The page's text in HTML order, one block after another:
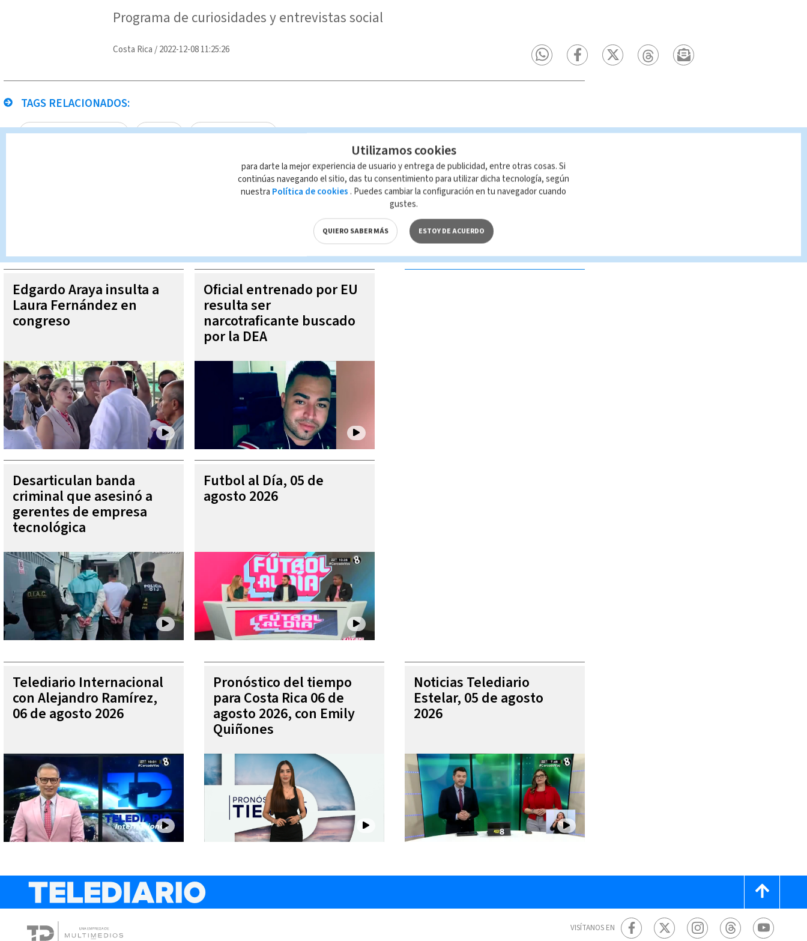
Programa de curiosidades y entrevistas social
Costa Rica /2022-12-08 11:25:26
TAGS RELACIONADOS:
Multimedios Costa Rica Canal8 Mi Casa es Su Casa
Queda prohibida la reproducción total o parcial del contenido de esta página, mismo que es propiedad de TELEDIARIO; su reproducción no
MÁS VIDEOS
Edgardo Araya insulta a
Laura Fernández en
congreso
Oficial entrenado por EU
resulta ser
narcotraficante buscado
por la DEA
Desarticulan banda
criminal que asesinó a
gerentes de empresa
tecnológica
Futbol al Día, 05 de
agosto 2026
Telediario Internacional
con Alejandro Ramírez,
06 de agosto 2026
Pronóstico del tiempo
para Costa Rica 06 de
agosto 2026, con Emily
Quiñones
Noticias Telediario
Estelar, 05 de agosto
2026
VISÍTANOS EN
Utilizamos cookies
para darte la mejor experiencia de usuario y entrega de publicidad, entre otras cosas. Si
continúas navegando el sitio, das tu consentimiento para utilizar dicha tecnología, según
nuestra Política de cookies . Puedes cambiar la configuración en tu navegador cuando
gustes.
QUIERO SABER MÁS ESTOY DE ACUERDO